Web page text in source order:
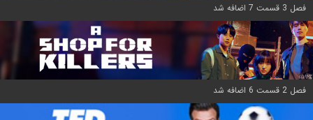
فصل 3 قسمت 7 اضافه شد
فصل 2 قسمت 6 اضافه شد